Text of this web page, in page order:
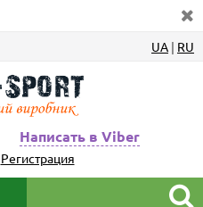
UA | RU
Написать в Viber
Регистрация